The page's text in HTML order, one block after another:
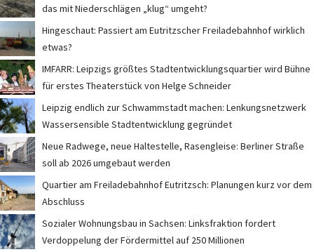
das mit Niederschlägen „klug“ umgeht?
Hingeschaut: Passiert am Eutritzscher Freiladebahnhof wirklich
etwas?
IMFARR: Leipzigs größtes Stadtentwicklungsquartier wird Bühne
für erstes Theaterstück von Helge Schneider
Leipzig endlich zur Schwammstadt machen: Lenkungsnetzwerk
Wassersensible Stadtentwicklung gegründet
Neue Radwege, neue Haltestelle, Rasengleise: Berliner Straße
soll ab 2026 umgebaut werden
Quartier am Freiladebahnhof Eutritzsch: Planungen kurz vor dem
Abschluss
Sozialer Wohnungsbau in Sachsen: Linksfraktion fordert
Verdoppelung der Fördermittel auf 250 Millionen